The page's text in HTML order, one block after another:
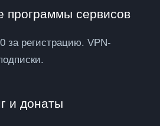
программы сервисов
за регистрацию. VPN-
и донаты